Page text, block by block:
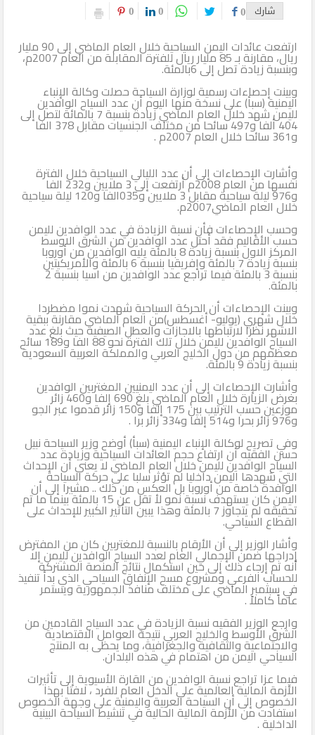
e& and Vodafone strategic relationship
CNN’s Destination explores Saudi Arabia’s growing tourism industry
متحف التحنيط بالأقصر يحتفل غداً بذكرى مرور 26 عاماً على افتتاحه
قحت (حمالة الحطب).. العمالة وديمقراطية الدم في السودان .. بقلم
الصحفي الكبير محمد عبد القادر
الثاني
شارك 0
0
0
ارتفعت عائدات اليمن السياحية خلال العام الماضي إلى 90 مليار
ريال، مقارنة بـ 85 مليار ريال للفترة المقابلة من العام 2007م،
وبنسبة زيادة تصل إلى 6بالمئة.
وبينت إحصاءات رسمية لوزارة السياحة حصلت وكالة الإنباء
اليمنية (سبأ) على نسخة منها اليوم أن عدد السياح الوافدين
لليمن شهد خلال العام الماضي زيادة بنسبة 7 بالمائة لتصل إلى
404 ألفا و497 سائحا من مختلف الجنسيات مقابل 378 الفا
و361 سائحا خلال العام 2007م .
وأشارت الإحصاءات إلى أن عدد الليالي السياحية خلال الفترة
نفسها من العام 2008م أرتفعت إلى 3 ملايين و232 الفا
و976 ليلة سياحية مقابل 3 ملايين و035الفا و120 ليلة سياحية
خلال العام الماضي2007م.
وحسب الإحصاءات فأن نسبة الزيادة في عدد الوافدين لليمن
حسب الأقاليم فقد أحتل عدد الوافدين من الشرق الاوسط
المركز الاول بنسبة زيادة 8 بالمئة يليه الوافدين من أوروبا
بنسبة زيادة 7 بالمئة وإفريقيا بنسبة 6 بالمئة والأمريكيتين
بنسبة 3 بالمئة فيما تراجع عدد الوافدين من اسيا بنسبة 2
بالمئة.
وبينت الإحصاءات أن الحركة السياحية شهدت نموا مضطردا
خلال شهري (يوليو- أغسطس)من العام الماضي مقارنة ببقية
الاشهر نظرا لارتباطها بالاجازات والعطل الصيفية حيث بلغ عدد
السياح الوافدين لليمن خلال تلك الفترة نحو 88 الفا و189 سائح
معظمهم من دول الخليج العربي والمملكة العربية السعودية
بنسبة زيادة 9 بالمئة.
وأشارت الإحصاءات إلى أن عدد اليمنيين المغتربين الوافدين
بغرض الزيارة خلال العام الماضي بلغ 690 إلفا و460 زائر
موزعين حسب الترتيب بين 175 إلفا و150 زائر قدموا عبر الجو
و976 زائر بحرا و514 إلفا و334 زائر برا .
وفي تصريح لوكالة الإنباء اليمنية (سبأ) أوضح وزير السياحة نبيل
حسن الفقيه أن ارتفاع حجم العائدات السياحية وزيادة عدد
السياح الوافدين لليمن خلال العام الماضي لا يعنى أن الإحداث
التي شهدها اليمن داخليا لم تؤثر سلبا على حركة السياحة
الوافدة خاصة من أوروبا بل العكس من ذلك .. مشيرا إلى أن
اليمن كان يستهدف نسبة نمو لأ تقل عن 15 بالمئة بينما ما تم
تحقيقه لم يتجاوز 7 بالمئة وهذا يبين التأثير الكبير للإحداث على
القطاع السياحي.
وأشار الوزير إلى أن الأرقام بالنسبة للمغتربين كان من المفترض
إدراجها ضمن الإجمالي العام لعدد السياح الوافدين لليمن إلا
أنه تم إرجاء ذلك إلى حين استكمال نتائج المنصة المشتركة
للحساب الفرعي ومشروع مسح الإنفاق السياحي الذي بدأ تنفيذ
في سبتمبر الماضي على مختلف منافذ الجمهورية ويستمر
عاماً كاملاً .
وارجع الوزير الفقيه نسبة الزيادة في عدد السياح القادمين من
الشرق الأوسط والخليج العربي نتيجة العوامل الاقتصادية
والاجتماعية والثقافية والجغرافية، وما يحظى به المنتج
السياحي اليمن من اهتمام في هذه البلدان.
فيما عزا تراجع نسبة الوافدين من القارة الأسيوية إلى تأثيرات
الأزمة المالية العالمية على الدخل العام للفرد ، لافتا بهذا
الخصوص إلى أن السياحة العربية واليمنية على وجهة الخصوص
استفادت من الأزمة المالية الحالية في تنشيط السياحة البينية
الداخلية .